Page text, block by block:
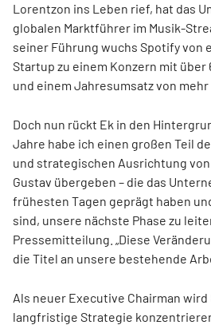
Lorentzon ins Leben rief, hat das
globalen Marktführer im Musik-
seiner Führung wuchs Spotify von
Startup zu einem Konzern mit über
und einem Jahresumsatz von mehr
Doch nun rückt Ek in den
Jahre habe ich einen großen Teil
und strategischen Ausrichtung
Gustav übergeben – die das
frühesten Tagen geprägt haben
sind, unsere nächste Phase zu
Pressemitteilung. „Diese
die Titel an unsere bestehende
Als neuer Executive Chairman wird
langfristige Strategie